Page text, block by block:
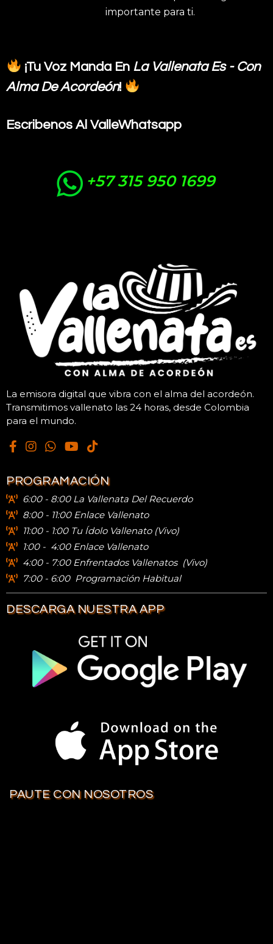
importante para ti.
¡Tu Voz Manda En La Vallenata Es - Con
Alma De Acordeón!
Escribenos Al ValleWhatsapp
+57 315 950 1699
La emisora digital que vibra con el alma del acordeón.
Transmitimos vallenato las 24 horas, desde Colombia
para el mundo.
PROGRAMACIÓN
6:00 - 8:00 La Vallenata Del Recuerdo
8:00 - 11:00 Enlace Vallenato
11:00 - 1:00 Tu Ídolo Vallenato (vivo)
1:00 - 4:00 Enlace Vallenato
4:00 - 7:00 Enfrentados Vallenatos (vivo)
7:00 - 6:00 Programación Habitual
DESCARGA NUESTRA APP
PAUTE CON NOSOTROS